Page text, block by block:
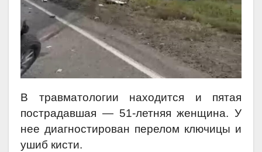
В травматологии находится и пятая
пострадавшая — 51-летняя женщина. У
нее диагностирован перелом ключицы и
ушиб кисти.